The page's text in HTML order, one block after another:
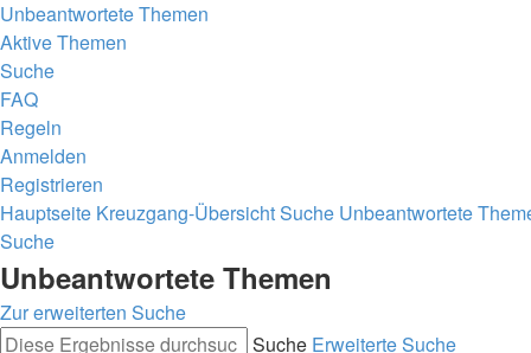
Unbeantwortete Themen
Aktive Themen
Suche
FAQ
Regeln
Anmelden
Registrieren
Hauptseite Kreuzgang-ÜbersichtSuche Unbeantwortete
Suche
Unbeantwortete Themen
Zur erweiterten Suche
Suche Erweiterte Suche